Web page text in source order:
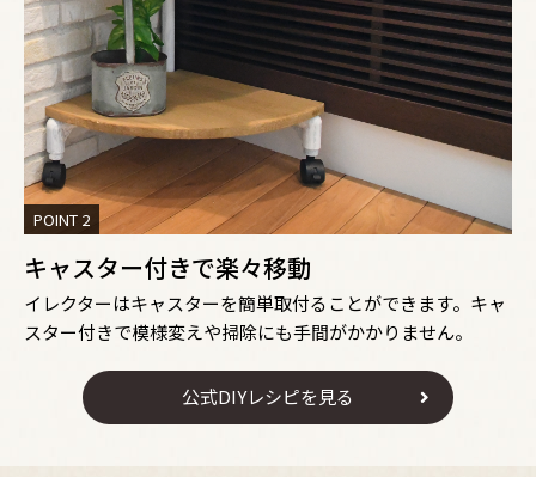
POINT 2
キャスター付きで楽々移動
イレクターはキャスターを簡単取付ることができます。キャ
スター付きで模様変えや掃除にも手間がかかりません。
公式DIYレシピを見る